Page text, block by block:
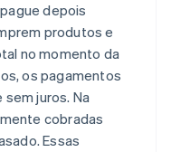
depois
produtos e
no momento da
os pagamentos
juros. Na
cobradas
Essas